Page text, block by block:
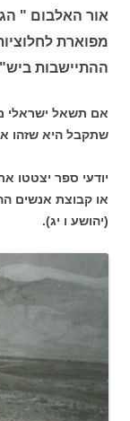
אור האלבום "
מפוארת
ההתיישבות
אם תשאל ישראלי
שתקבל היא שזהו
יודעי ספר יצטטו
או קבוצת אנשים
(יהושע ו יג).